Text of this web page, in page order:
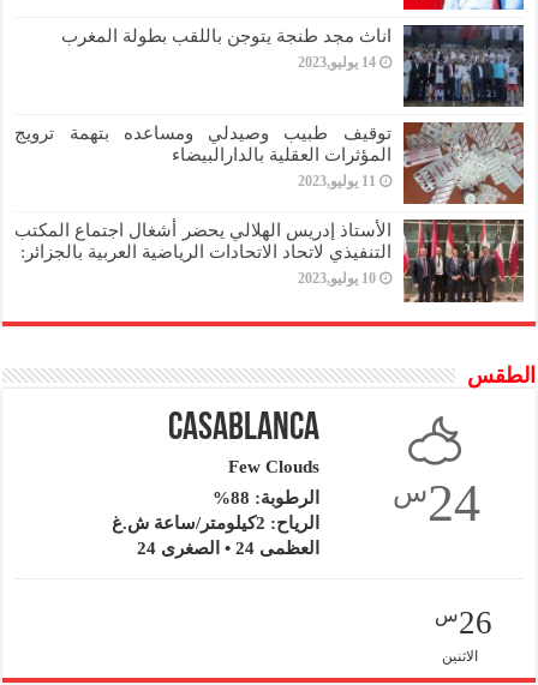
اناث مجد طنجة يتوجن باللقب بطولة المغرب
14 يوليو,2023
توقيف طبيب وصيدلي ومساعده بتهمة ترويج
المؤثرات العقلية بالدارالبيضاء
11 يوليو,2023
الأستاذ إدريس الهلالي يحضر أشغال اجتماع المكتب
التنفيذي لاتحاد الاتحادات الرياضية العربية بالجزائر:
10 يوليو,2023
الطقس
24س
Casablanca
Few Clouds
الرطوبة: 88%
الرياح: 2كيلومتر/ساعة ش.غ
العظمى 24 • الصغرى 24
26س
الاثنين